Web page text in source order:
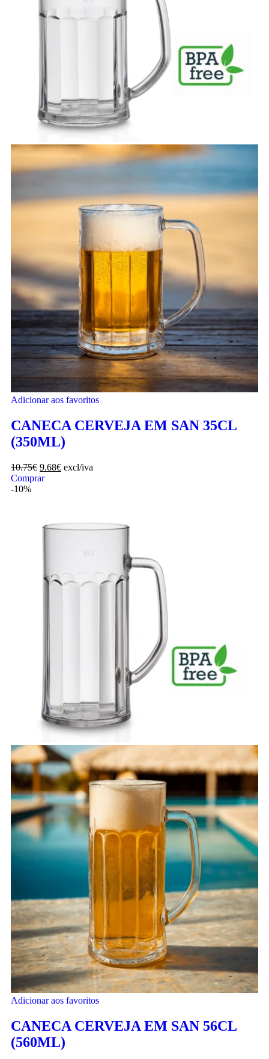
Adicionar aos favoritos
CANECA CERVEJA EM SAN 35CL
(350ML)
10.75€ 9.68€ excl/iva
Comprar
-10%
Adicionar aos favoritos
CANECA CERVEJA EM SAN 56CL
(560ML)